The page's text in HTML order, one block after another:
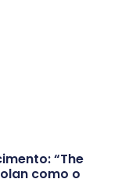
“The
como o